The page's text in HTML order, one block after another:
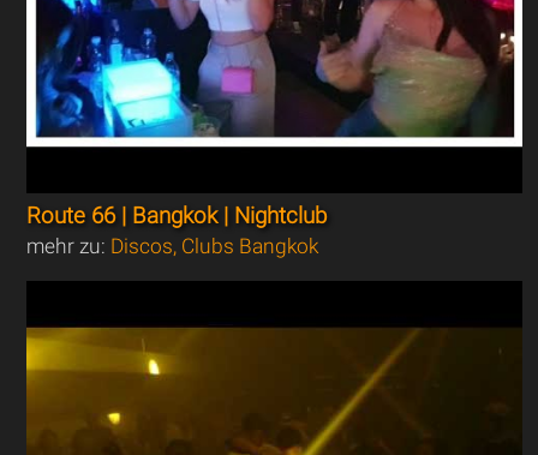
Route 66 | Bangkok | Nightclub
mehr zu: Discos, Clubs Bangkok